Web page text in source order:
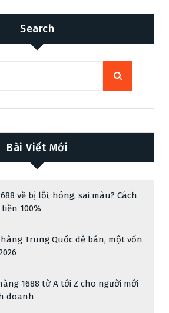
Search
Bài Viết Mới
về bị lỗi, hỏng, sai màu? Cách
100%
Trung Quốc dễ bán, một vốn
1688 từ A tới Z cho người mới
doanh